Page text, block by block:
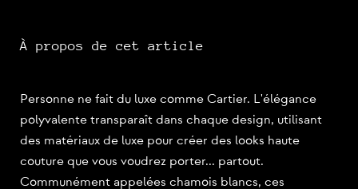
À propos de cet article
Personne ne fait du luxe comme Cartier. L'élégance
polyvalente transparaît dans chaque design, utilisant
des matériaux de luxe pour créer des looks haute
couture que vous voudrez porter... partout.
Communément appelées chamois blancs, ces